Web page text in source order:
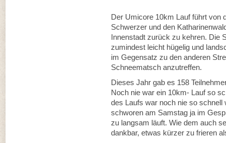
Der Umicore 10km Lauf führt von
Schwerzer und den
Innenstadt zurück zu kehren. Die
zumindest leicht hügelig und
im Gegensatz zu den anderen
Schneematsch anzutreffen.
Dieses Jahr gab es 158
Noch nie war ein 10km- Lauf so
des Laufs war noch nie so
schworen am Samstag ja im
zu langsam läuft. Wie dem auch
dankbar, etwas kürzer zu frieren